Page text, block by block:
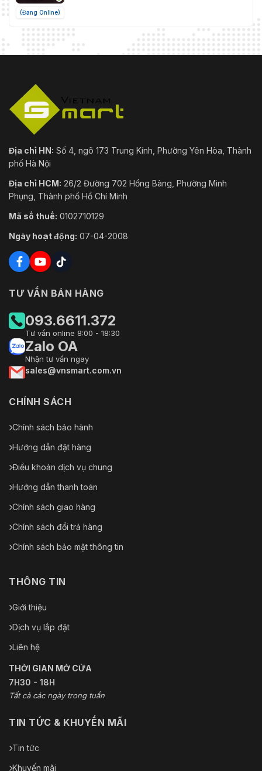
(Đang Online)
Địa chỉ HN: Số 4, ngõ 173 Trung Kính, Phường Yên Hòa, Thành
phố Hà Nội
Địa chỉ HCM: 26/2 Đường 702 Hồng Bàng, Phường Minh
Phụng, Thành phố Hồ Chí Minh
Mã số thuế: 0102710129
Ngày hoạt động: 07-04-2008
TƯ VẤN BÁN HÀNG
093.6611.372
Tư vấn online 8:00 - 18:30
Zalo OA
Nhận tư vấn ngay
sales@vnsmart.com.vn
CHÍNH SÁCH
Chính sách bảo hành
Hướng dẫn đặt hàng
Điều khoản dịch vụ chung
Hướng dẫn thanh toán
Chính sách giao hàng
Chính sách đổi trả hàng
Chính sách bảo mật thông tin
THÔNG TIN
Giới thiệu
Dịch vụ lắp đặt
Liên hệ
THỜI GIAN MỞ CỬA
7H30 - 18H
Tất cả các ngày trong tuần
TIN TỨC & KHUYẾN MÃI
Tin tức
Khuyến mãi